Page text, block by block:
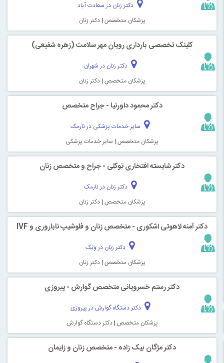
دکتر زنان در سعادت آباد
پزشکان متخصص |دکتر زنان
کلینک تخصصی بارداری رویان مهر سلامت (زهره شفیعی)
دکتر زنان در شهران
پزشکان متخصص |دکتر زنان
دکتر محمود داورنیا - جراح متخصص
سایر خدمات پزشکی در نارمک
پزشکان متخصص | سایر خدمات پزشکی
دکتر شایسته افتخاری توکلی - جراح و متخصص زنان
دکتر زنان در نارمک
پزشکان متخصص |دکتر زنان
دکتر آمنه لاهوتی اشکوری - متخصص زنان و فلوشیپ ناباروری و IVF
دکتر زنان در ونک
پزشکان متخصص |دکتر زنان
دکتر رستم خسرویانی متخصص گوارش - پیروزی
دکتر دستگاه گوارش در پیروزی
پزشکان متخصص |دکتر دستگاه گوارش
دکتر مژگان بیک زاده - متخصص زنان و زایمان